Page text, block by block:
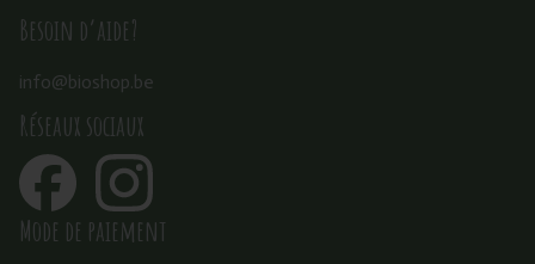
Besoin d’aide?
info@bioshop.be
Réseaux sociaux
Mode de paiement